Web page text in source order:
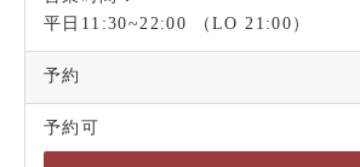
平日11:30~22:00 （LO 21:00）
予約
予約可